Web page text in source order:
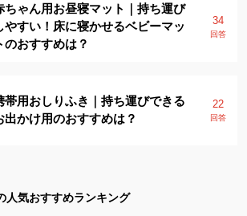
ちゃん用お昼寝マット｜持ち運び
やすい！床に寝かせるベビーマッ
のおすすめは？
34
回答
帯用おしりふき｜持ち運びできる
出かけ用のおすすめは？
22
回答
人気おすすめランキング